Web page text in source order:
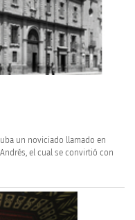
un noviciado llamado en
el cual se convirtió con